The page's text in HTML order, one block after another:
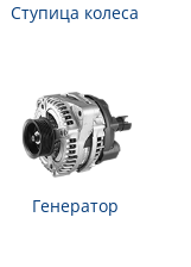
Ступица колеса
Генератор